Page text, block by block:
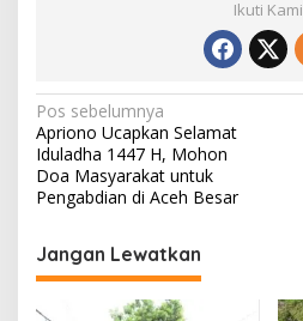
Ikuti Kami
N
a
v
g
a
Pos sebelumnya
Apriono Ucapkan Selamat
Iduladha 1447 H, Mohon
Doa Masyarakat untuk
Pengabdian di Aceh Besar
Jangan Lewatkan